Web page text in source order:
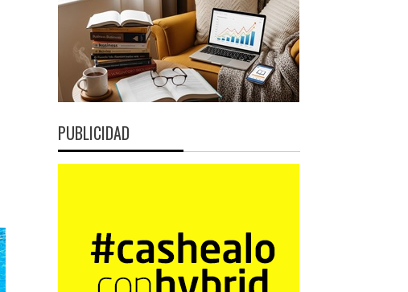
PUBLICIDAD